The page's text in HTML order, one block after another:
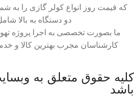
که قیمت روز انواع کولر گازی را به
دو دستگاه به بالا
ما بصورت تخصصی به اجرا پروژه
کارشناسان مجرب بهترین کالا و
کلیه حقوق متعلق به
باشد